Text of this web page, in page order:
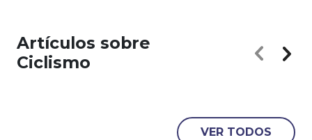
Artículos sobre
Ciclismo
VER TODOS